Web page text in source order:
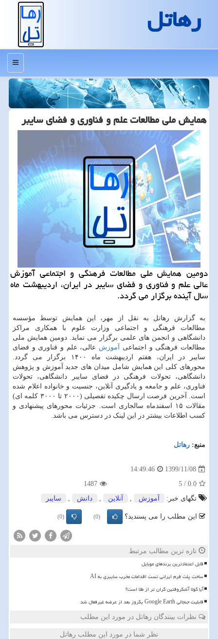
رهاتل
منو
همایش ملی مطالعات علم و فناوری و فضای سایبر
دومین همایش ملی مطالعات فرهنگی و اجتماعی آموزش
عالی علم و فناوری و فضای سایبر در ایران، اردیبهشت ماه
سال آینده برگزار می گردد.
به گزارش رهاتل به نقل از مهر، این همایش توسط مؤسسه
مطالعات فرهنگی و اجتماعی وزارت علوم با همکاری مراکز
دانشگاهی و انجمن های علمی برگزار می نماید. دومین همایش ملی
مطالعات فرهنگی و اجتماعی آموزش عالی، علم و فناوری و فضای
سایبر در ایران، هفتم اردیبهشت ماه ۱۴۰۰ برگزار می گردد.
محورهای کلی این همایش شامل میدان های جدید آموزش و پژوهش
دانشگاهی، تحولات فرهنگی در فضای سایبر دانشگاهی، تحولات
فناوری، علم و جامعه و یادگیری آنلاین، جنسیت و خانواده اعلام شده
است. آخرین فرصت ارسال چکیده تفصیلی (۲۰۰۰ تا ۳۰۰۰ کلمه ای)
مقالات ۱۵ اسفندماه سالجاری است. جزئیات محورهای پیشنهادی و
کسب اطلاعات بیشتر در این لینک در دسترس می باشد.
منبع: رهاتل
1399/11/08
14:49:46
0.0
/
5
1487
تگهای خبر:
آموزش , آنلاین , دانش , سایبر
این مطلب را می پسندید؟ (0)
(0)
تازه ترین مطالب مرتبط
قابل اعتمادترین برندهای موبایل
ساخت پلت فرم ایرانی تست اقدامات مخرب سایبری به AI
آیا کولا آشکروفتین گران تر از طلا است؟
قابلیت جنجالی Google Earth یکروز بعد از عرضه غیرفعال شد
نظرات بینندگان رهاتل در مورد این مطلب
نظر شما در مورد این مطلب رهاتل